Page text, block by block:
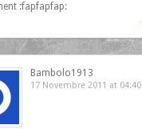
:fapfapfap:
Bambolo1913
17 Novembre 2011 at 04:40